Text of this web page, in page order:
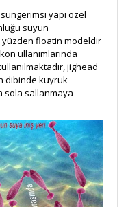
yapı özel
suyun
floatin modeldir
ullanımlarında
jighead
dibinde kuyruk
sola sallanmaya